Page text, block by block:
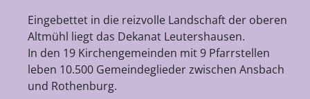
Eingebettet in die reizvolle Landschaft der oberen
Altmühl liegt das Dekanat Leutershausen.
In den 19 Kirchengemeinden mit 9 Pfarrstellen
leben 10.500 Gemeindeglieder zwischen Ansbach
und Rothenburg.